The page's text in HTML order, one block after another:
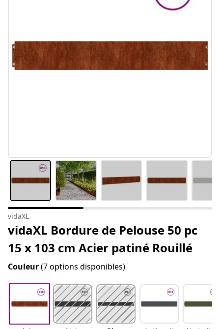
vidaXL
vidaXL Bordure de Pelouse 50 pc
15 x 103 cm Acier patiné Rouillé
Couleur(7 options disponibles)